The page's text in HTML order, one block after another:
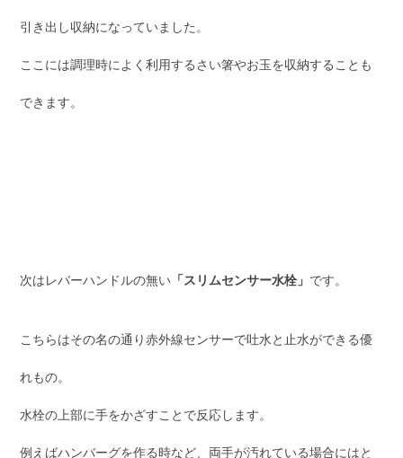
引き出し収納になっていました。
ここには調理時によく利用するさい箸やお玉を収納することも
できます。
次はレバーハンドルの無い 「スリムセンサー水栓」 です。
こちらはその名の通り赤外線センサーで吐水と止水ができる優
れもの。
水栓の上部に手をかざすことで反応します。
例えばハンバーグを作る時など、両手が汚れている場合にはと